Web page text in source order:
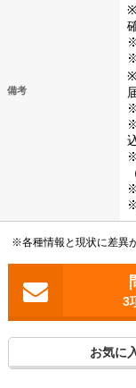
備考
※各種情報と現状に差異
3
お気に